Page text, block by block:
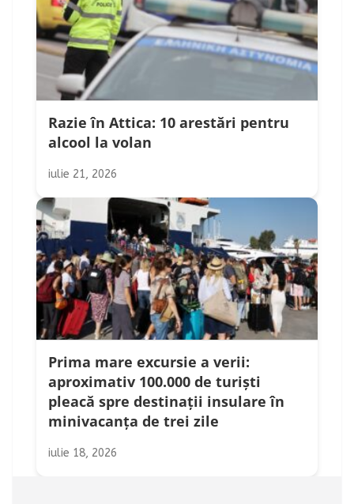
Razie în Attica: 10 arestări pentru
alcool la volan
iulie 21, 2026
Prima mare excursie a verii:
aproximativ 100.000 de turiști
pleacă spre destinații insulare în
minivacanța de trei zile
iulie 18, 2026